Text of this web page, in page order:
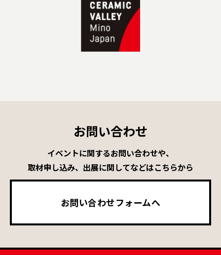
お問い合わせ
イベントに関するお問い合わせや、
取材申し込み、出展に関してなどはこちらから
お問い合わせフォームへ